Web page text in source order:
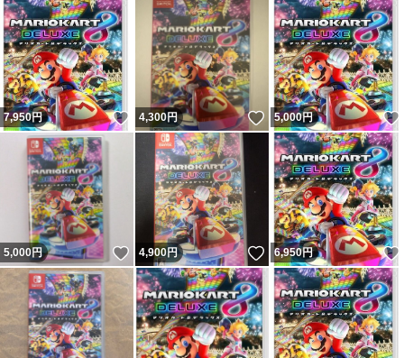
7,950円 いいね！
4,300円 いいね！
5,000円
5,000円 いいね！
4,900円 いいね！
6,950円